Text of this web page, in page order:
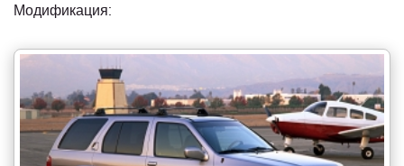
Модификация: